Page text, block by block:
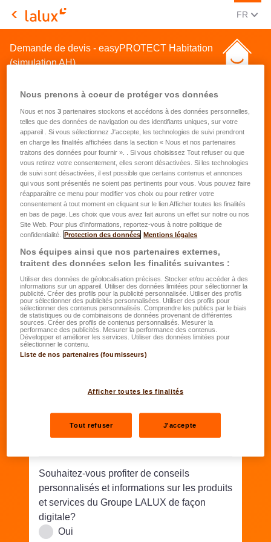
LALUX Assurances
FR
Demande de devis - easyPROTECT Habitation
(simulation AH)
Demande de devis pour une
assurance habitation
Prénom*
Nom*
Date de naissance*
JJ.MM.AAAA
Rue/N°*
Souhaitez-vous profiter de conseils
personnalisés et informations sur les produits
et services du Groupe LALUX de façon
digitale?
Oui
Nous prenons à coeur de protéger vos données
Nous et nos3 partenaires stockons et accédons à des données personnelles,
telles que des données de navigation ou des identifiants uniques, sur votre
appareil . Si vous sélectionnez J'accepte, les technologies de suivi prendront
en charge les finalités affichées dans la section « Nous et nos partenaires
traitons des données pour fournir ». . Si vous choisissez Tout refuser ou que
vous retirez votre consentement, elles seront désactivées. Si les technologies
de suivi sont désactivées, il est possible que certains contenus et annonces
qui vous sont présentés ne soient pas pertinents pour vous. Vous pouvez faire
réapparaître ce menu pour modifier vos choix ou pour retirer votre
consentement à tout moment en cliquant sur le lien Afficher toutes les finalités
en bas de page. Les choix que vous avez fait aurons un effet sur notre ou nos
Site Web. Pour plus d’informations, reportez-vous à notre politique de
confidentialité.
Protection des données Mentions légales
Nos équipes ainsi que nos partenaires externes,
traitent des données selon les finalités suivantes :
Utiliser des données de géolocalisation précises. Stocker et/ou accéder à des
informations sur un appareil. Utiliser des données limitées pour sélectionner la
publicité. Créer des profils pour la publicité personnalisée. Utiliser des profils
pour sélectionner des publicités personnalisées. Utiliser des profils pour
sélectionner des contenus personnalisés. Comprendre les publics par le biais
de statistiques ou de combinaisons de données provenant de différentes
sources. Créer des profils de contenus personnalisés. Mesurer la
performance des publicités. Mesurer la performance des contenus.
Développer et améliorer les services. Utiliser des données limitées pour
sélectionner le contenu.
Liste de nos partenaires (fournisseurs)
Afficher toutes les finalités
Tout refuser J'accepte